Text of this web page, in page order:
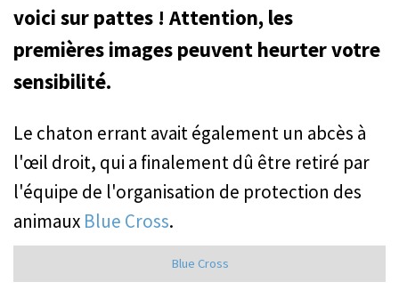
voici sur pattes ! Attention, les
premières images peuvent heurter votre
sensibilité.
Le chaton errant avait également un abcès à
l'œil droit, qui a finalement dû être retiré par
l'équipe de l'organisation de protection des
animaux Blue Cross.
Blue Cross